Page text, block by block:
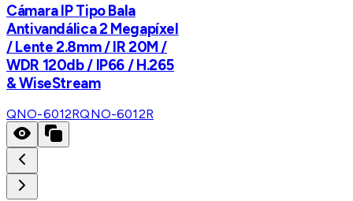
Cámara IP Tipo Bala
Antivandálica 2 Megapíxel
/ Lente 2.8mm / IR 20M /
WDR 120db / IP66 / H.265
& WiseStream
QNO-6012RQNO-6012R